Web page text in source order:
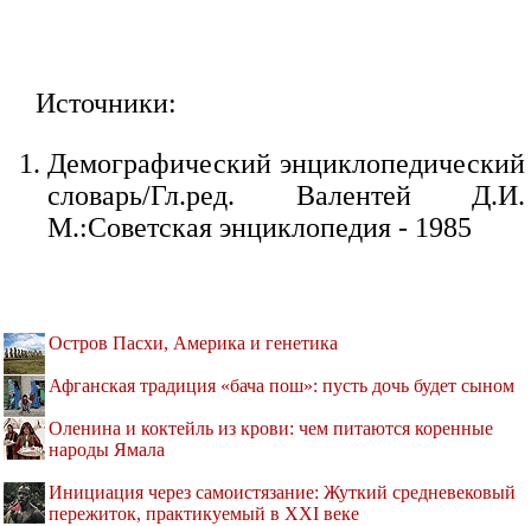
Источники:
Демографический энциклопедический
словарь/Гл.ред. Валентей Д.И.
М.:Советская энциклопедия - 1985
Остров Пасхи, Америка и генетика
Афганская традиция «бача пош»: пусть дочь будет сыном
Оленина и коктейль из крови: чем питаются коренные
народы Ямала
Инициация через самоистязание: Жуткий средневековый
пережиток, практикуемый в XXI веке